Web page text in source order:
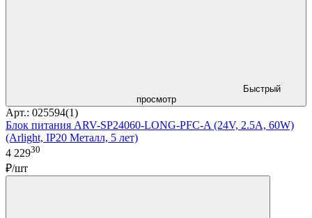
Быстрый
просмотр
Арт.: 025594(1)
Блок питания ARV-SP24060-LONG-PFC-A (24V, 2.5A, 60W)
(Arlight, IP20 Металл, 5 лет)
4 22930
₽/шт